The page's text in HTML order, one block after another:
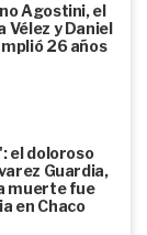
Agostini, el
Vélez y Daniel
26 años
el doloroso
Guardia,
muerte fue
en Chaco